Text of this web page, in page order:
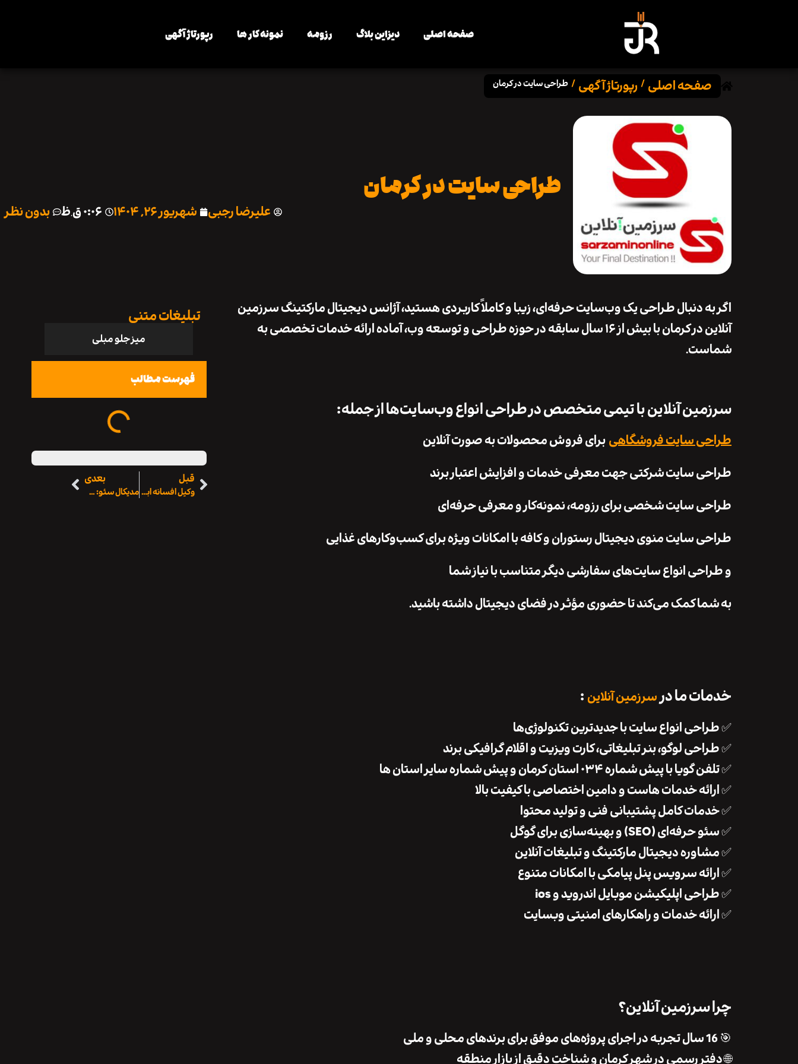
صفحه اصلی دیزاین بلاگ رزومه نمونه کار ها رپورتاژ آگهی
صفحه اصلی / رپورتاژ آگهی / طراحی سایت در کرمان
طراحی سایت در کرمان
علیرضا رجبی شهریور ۲۶, ۱۴۰۴ ۰:۰۶ ق٫ظ بدون نظر
اگر به دنبال طراحی یک وب‌سایت حرفه‌ای، زیبا و کاملاً کاربردی هستید، آژانس دیجیتال مارکتینگ سرزمین
آنلاین در کرمان با بیش از ۱۶ سال سابقه در حوزه طراحی و توسعه وب، آماده ارائه خدمات تخصصی به
شماست.
سرزمین آنلاین با تیمی متخصص در طراحی انواع وب‌سایت‌ها از جمله:
طراحی سایت فروشگاهیبرای فروش محصولات به صورت آنلاین
طراحی سایت شرکتی جهت معرفی خدمات و افزایش اعتبار برند
طراحی سایت شخصی برای رزومه، نمونه‌کار و معرفی حرفه‌ای
طراحی سایت منوی دیجیتال رستوران و کافه با امکانات ویژه برای کسب‌وکارهای غذایی
و طراحی انواع سایت‌های سفارشی دیگر متناسب با نیاز شما
به شما کمک می‌کند تا حضوری مؤثر در فضای دیجیتال داشته باشید.
خدمات ما درسرزمین آنلاین:
✅ طراحی انواع سایت با جدیدترین تکنولوژی‌ها
✅ طراحی لوگو، بنر تبلیغاتی، کارت ویزیت و اقلام گرافیکی برند
✅ تلفن گویا با پیش شماره ۰۳۴ استان کرمان و پیش شماره سایر استان ها
✅ ارائه خدمات هاست و دامین اختصاصی با کیفیت بالا
✅ خدمات کامل پشتیبانی فنی و تولید محتوا
✅ سئو حرفه‌ای (SEO) و بهینه‌سازی برای گوگل
✅ مشاوره دیجیتال مارکتینگ و تبلیغات آنلاین
✅ ارائه سرویس پنل پیامکی با امکانات متنوع
✅ طراحی اپلیکیشن موبایل اندروید و ios
✅ ارائه خدمات و راهکارهای امنیتی وبسایت
چرا سرزمین آنلاین؟
🎯 16 سال تجربه در اجرای پروژه‌های موفق برای برندهای محلی و ملی
🌐 دفتر رسمی در شهر کرمان و شناخت دقیق از بازار منطقه
تبلیغات متنی
میز جلو مبلی
فهرست مطالب
قبل
وکیل افسانه اباذری | بهترین وکیل در کرمان برای دعاوی حقوقی و کیفری
بعدی
مدیکال سئو: سلطان بی‌همتای طراحی سایت، سئو و تولید محتوای پزشکی